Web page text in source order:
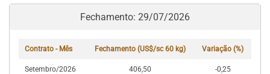
Fechamento: 29/07/2026
Contrato - Mês Fechamento (US$/sc 60 kg) Variação (%)
Setembro/2026 406,50 -0,25